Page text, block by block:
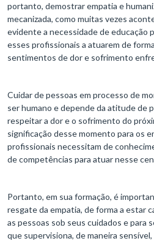
portanto, demostrar empatia e
mecanizada, como muitas vezes
evidente a necessidade de educação
esses profissionais a atuarem de
sentimentos de dor e sofrimento
Cuidar de pessoas em processo de
ser humano e depende da atitude de
respeitar a dor e o sofrimento do
significação desse momento para os
profissionais necessitam de
de competências para atuar nesse
Portanto, em sua formação, é
resgate da empatia, de forma a estar
as pessoas sob seus cuidados e para
que supervisiona, de maneira